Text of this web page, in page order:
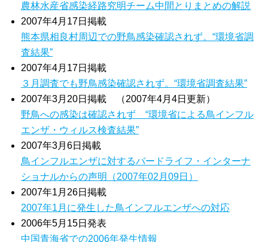
農林水産省感染経路究明チーム中間とりまとめの解説
2007年4月17日掲載
熊本県相良村周辺での野鳥感染確認されず。“環境省調
査結果”
2007年4月17日掲載
３月調査でも野鳥感染確認されず。“環境省調査結果”
2007年3月20日掲載 （2007年4月4日更新）
野鳥への感染は確認されず “環境省による鳥インフル
エンザ・ウィルス検査結果”
2007年3月6日掲載
鳥インフルエンザに対するバードライフ・インターナ
ショナルからの声明（2007年02月09日）
2007年1月26日掲載
2007年1月に発生した鳥インフルエンザへの対応
2006年5月15日発表
中国青海省での2006年発生情報